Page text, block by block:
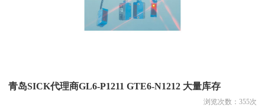
青岛SICK代理商GL6-P1211 GTE6-N1212 大量库存
浏览次数： 355次